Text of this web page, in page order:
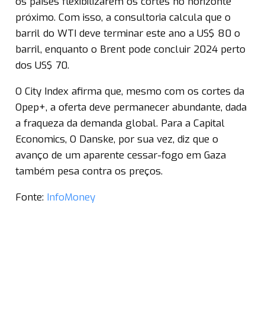
próximo. Com isso, a consultoria calcula que o
barril do WTI deve terminar este ano a US$ 80 o
barril, enquanto o Brent pode concluir 2024 perto
dos US$ 70.
O City Index afirma que, mesmo com os cortes da
Opep+, a oferta deve permanecer abundante, dada
a fraqueza da demanda global. Para a Capital
Economics, O Danske, por sua vez, diz que o
avanço de um aparente cessar-fogo em Gaza
também pesa contra os preços.
Fonte: InfoMoney